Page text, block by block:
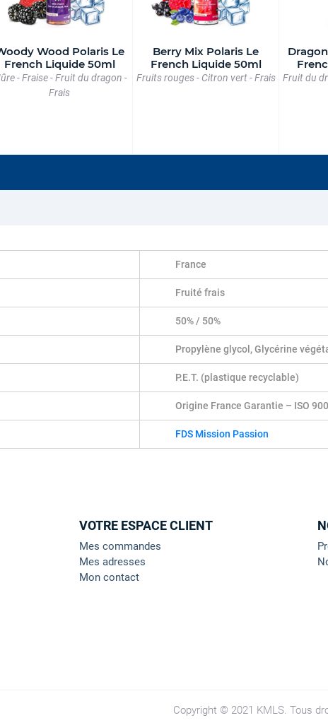
Wood Polaris Le
French Liquide 50ml
- Fraise - Fruit du dragon -
Frais
Berry Mix Polaris Le
French Liquide 50ml
Fruits rouges - Citron vert - Frais
Fruit du
France
Fruité frais
50% / 50%
Propylène glycol, Glycérine
P.E.T. (plastique recyclable)
Origine France Garantie – ISO
FDS Mission Passion
VOTRE ESPACE CLIENT
Mes commandes
Mes adresses
Mon contact
Copyright © 2021 KMLS. Tous